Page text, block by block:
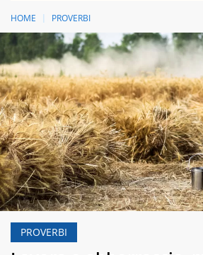
HOME PROVERBI
PROVERBI